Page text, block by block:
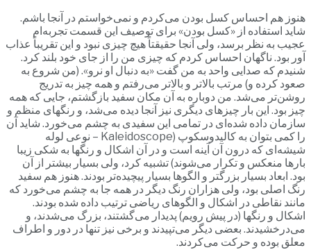
هنوز هم احساس کسل بودن می‌کردم و نمی‌خواستم در آنجا باشم.
شاید استفاده از «کسل بودن» برای توصیف این قسمت تجربه‌ام
عجیب به نظر برسد، ولی آنجا حقیقتاً هیچ چیزی نبود و این تقریباً عذاب
آور بود. ناگهان احساس کردم که چیزی من را از جای خود بلند کرد.
شنیدم که صدایی واحد به من گفت «به دنبال او نرو». (من شروع به
صعود کرده و) مرتب بالاتر و بالاتر می‌رفتم و همه چیز به تدریج
روشن‌تر می‌شد. من دوباره به آن مکان سفید بازگشتم، جایی که همه
چیز بود. این بار چیزهای دیگری نیز آنجا دیده می‌شد، و رنگهای منظم و
سازمان داده شده‌ای در تمامی این سفیدی به چشم می‌خورد. شاید آن
را کمی بتوان به کالیدوسکوپ (Kaleidoscope – نوعی لوله
شیشه‌ای که درون آن آینه است و در آن اشکال و رنگها به شکی زیبا
بارها منعکس و تکرار می‌شوند) تشبیه کرد، ولی بسیار بیشتر از آن
بود. ابعاد بسیار بزرگتر و الگوها بسیار پیچیده‌تر بودند. هنوز هم سفید
رنگ اصلی بود، ولی هزاران رنگ دیگر در همه جا به چشم می‌خورد که
مانند نقاطی در اشکال و الگوهای ریاضی ترتیب داده شده بودند.
اشکال و رنگها (در پیش رویم) پدیدار می‌گشتند، بزرگ می‌شدند، و
می‌درخشیدند. بعضی دیگر می‌تپیدند و برخی نیز تنها در دور و اطراف
معلق بوده و حرکت می‌کردند.